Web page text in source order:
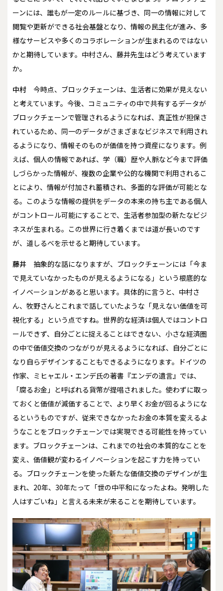
ーンには、誰もが一定のルールに基づき、同一の情報に対して
閲覧や更新ができる社会基盤となり、情報の民主化が進み、多
様なサービスや多くのコラボレーションが生まれるのではない
かと期待しています。中村さん、藤井先生はどう考えています
か。
中村 今時点、ブロックチェーンは、生活者に効果が見えない
と考えています。今後、コミュニティの中で共有するデータが
ブロックチェーンで管理されるようになれば、真正性が担保さ
れているため、同一のデータがさまざまなビジネスで利用され
るようになり、情報そのものが価値を持つ資産になります。例
えば、個人の情報であれば、学（職）歴や人脈など今まで評価
しづらかった情報が、複数の企業や公的な機関で利用されるこ
とにより、情報が付加され蓄積され、多面的な評価が可能とな
る。このような情報の提供をデータの本来の持ち主である個人
がコントロール可能にすることで、生活者参加型の新たなビジ
ネスが生まれる。この世界に行き着くまでは道が長いのです
が、道しるべを示せると期待しています。
藤井 抽象的な話になりますが、ブロックチェーンには「今ま
で見えていなかったものが見えるようになる」という根底的な
イノベーションがあると思います。具体的に言うと、中村さ
ん、牧野さんとこれまで話していたような「見えない価値を可
視化する」という点ですね。世界的な経済は個人ではコントロ
ールできず、自分ごとに捉えることはできない、小さな経済圏
の中で価値交換のつながりが見えるようになれば、自分ごとに
なり自らデザインすることもできるようになります。ドイツの
作家、ミヒャエル・エンデ氏の著書『エンデの遺言』では、
「腐るお金」と呼ばれる貨幣が提唱されました。使わずに取っ
ておくと価値が減価することで、より早くお金が回るようにな
るというものですが、従来できなかったお金の本質を変えるよ
うなことをブロックチェーンでは実現できる可能性を持ってい
ます。ブロックチェーンは、これまでの社会の本質的なことを
変え、価値観が変わるイノベーションを起こす力を持ってい
る。ブロックチェーンを使った新たな価値交換のデザインが生
まれ、20年、30年たって「世の中平和になったよね。発明した
人はすごいね」と言える未来が来ることを期待しています。